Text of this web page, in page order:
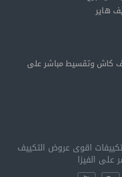
هاير
كاش وتقسيط مباشر على
اقوى عروض التكييف
الفيزا